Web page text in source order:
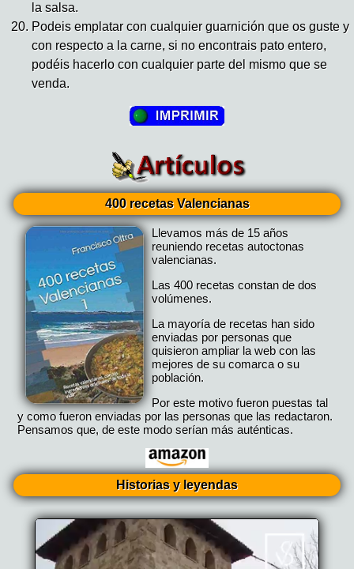
la salsa.
Podeis emplatar con cualquier guarnición que os guste y
con respecto a la carne, si no encontrais pato entero,
podéis hacerlo con cualquier parte del mismo que se
venda.
400 recetas Valencianas
Llevamos más de 15 años
reuniendo recetas autoctonas
valencianas.
Las 400 recetas constan de dos
volúmenes.
La mayoría de recetas han sido
enviadas por personas que
quisieron ampliar la web con las
mejores de su comarca o su
población.
Por este motivo fueron puestas tal
y como fueron enviadas por las personas que las redactaron.
Pensamos que, de este modo serían más auténticas.
Historias y leyendas